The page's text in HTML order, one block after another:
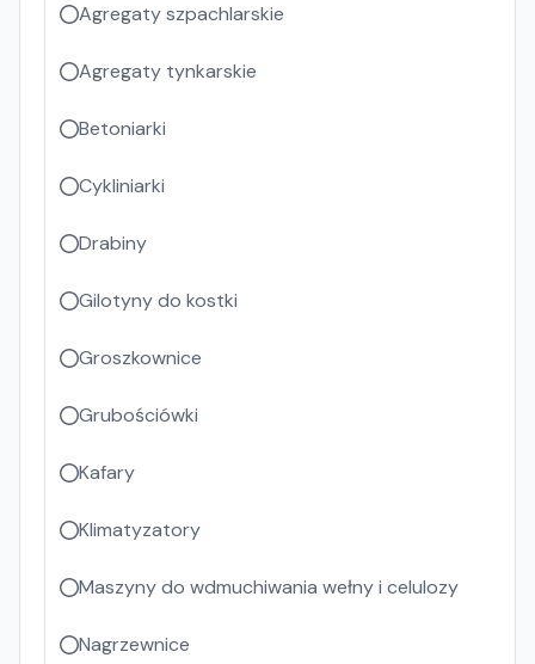
Agregaty szpachlarskie
Agregaty tynkarskie
Betoniarki
Cykliniarki
Drabiny
Gilotyny do kostki
Groszkownice
Grubościówki
Kafary
Klimatyzatory
Maszyny do wdmuchiwania wełny i celulozy
Nagrzewnice